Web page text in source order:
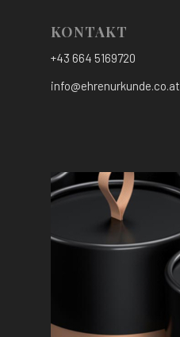
KONTAKT
+43 664 5169720
info@ehrenurkunde.co.at